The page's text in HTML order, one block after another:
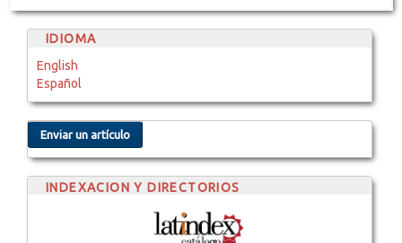
IDIOMA
English
Español
Enviar un artículo
INDEXACION Y DIRECTORIOS